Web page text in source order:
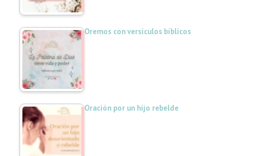
Oremos con versículos bíblicos
Oración por un hijo rebelde